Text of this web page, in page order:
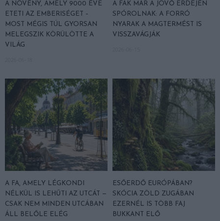
A NÖVÉNY, AMELY 9000 ÉVE
ETETI AZ EMBERISÉGET –
MOST MÉGIS TÚL GYORSAN
MELEGSZIK KÖRÜLÖTTE A
VILÁG
A FÁK MÁR A JÖVŐ ERDEJÉN
SPÓROLNAK: A FORRÓ
NYARAK A MAGTERMÉST IS
VISSZAVÁGJÁK
A FA, AMELY LÉGKONDI
NÉLKÜL IS LEHŰTI AZ UTCÁT —
CSAK NEM MINDEN UTCÁBAN
ÁLL BELŐLE ELÉG
ESŐERDŐ EURÓPÁBAN?
SKÓCIA ZÖLD ZUGÁBAN
EZERNÉL IS TÖBB FAJ
BUKKANT ELŐ